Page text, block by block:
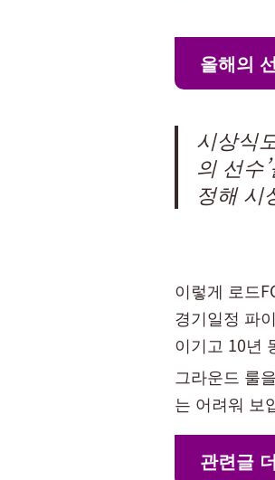
올해의
시상식
의 선수
정해 시
이렇게 로드
경기일정 파
이기고 10년
그라운드 룰
는 어려워 보
관련글